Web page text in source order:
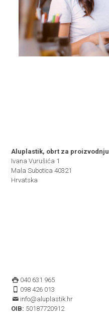
Aluplastik, obrt za proizvodnju
Ivana Vurušića 1
Mala Subotica 40321
Hrvatska
040 631 965
098 426 013
info@aluplastik.hr
OIB: 50187720912